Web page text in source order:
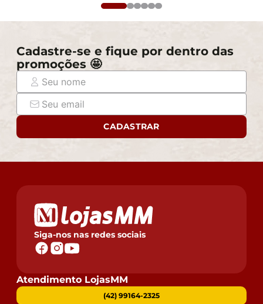
Cadastre-se e fique por dentro das
promoções 🤩
CADASTRAR
Siga-nos nas redes sociais
Atendimento LojasMM
(42) 99164-2325